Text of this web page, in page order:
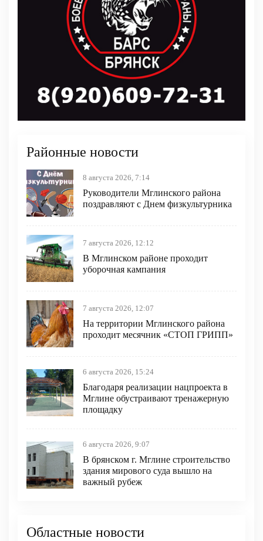
Районные новости
8 августа 2026, 7:14
Руководители Мглинского района
поздравляют с Днем физкультурника
7 августа 2026, 12:12
В Мглинском районе проходит
уборочная кампания
7 августа 2026, 12:07
На территории Мглинского района
проходит месячник «СТОП ГРИПП»
6 августа 2026, 15:24
Благодаря реализации нацпроекта в
Мглине обустраивают тренажерную
площадку
6 августа 2026, 9:07
В брянском г. Мглине строительство
здания мирового суда вышло на
важный рубеж
Областные новости